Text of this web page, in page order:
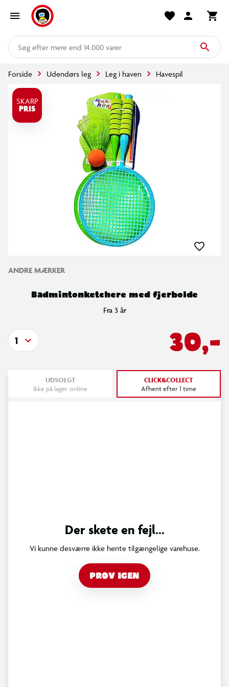
mere end 14.000 varer
Forside Udendørs leg Leg i haven Havespil
SKARP
PRIS
ANDRE MÆRKER
Badmintonketchere med fjerbolde
Fra 3 år
30,-
1
UDSOLGT
Ikke på lager online
CLICK&COLLECT
Afhent efter 1 time
Der skete en fejl...
Vi kunne desværre ikke hente tilgængelige varehuse.
PRØV IGEN